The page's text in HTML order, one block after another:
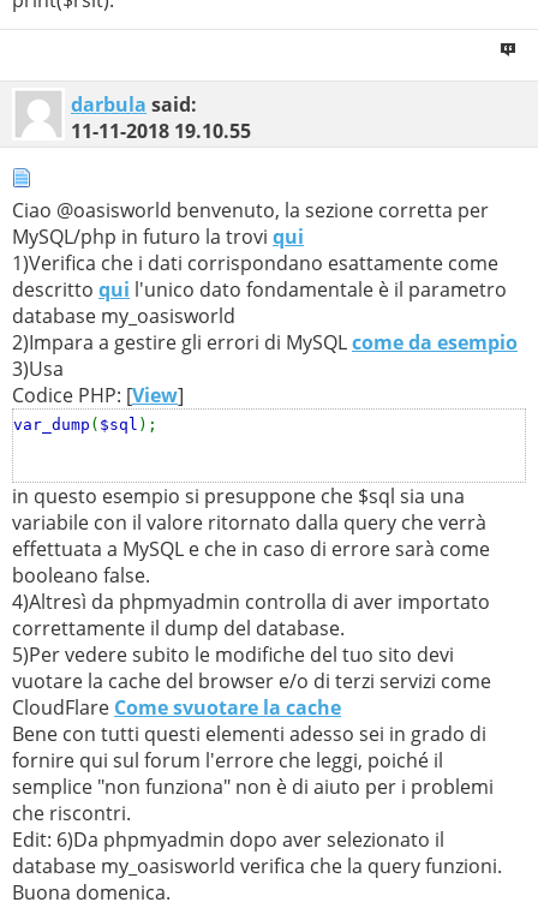
print('</div>');
print('<div class="PARAGRAPH" style="top: 8.5vw;
left: 35vw;">' );
if ( $con->connect_error)
header("location: ../error/mysql.php"
$sql='SELECT val FROM siteinfo WHERE
keyval="PARAGRAPH" AND lang="'
$rslt=$con->query ( $sql);
if($rslt ->num_rows
$rslt= $rslt ->
$con->close ();
print($Paragraph
print('</div>' );
}
?>
darbula said:
11-11-2018 19.10.55
Ciao @oasisworld benvenuto, la sezione corretta per
MySQL/php in futuro la trovi qui
1)Verifica che i dati corrispondano esattamente come
descritto qui l'unico dato fondamentale è il parametro
database my_oasisworld
2)Impara a gestire gli errori di MySQLcome da esempio
3)Usa
Codice PHP: [View]
var_dump ( $sql );
in questo esempio si presuppone che $sql sia una
variabile con il valore ritornato dalla query che verrà
effettuata a MySQL e che in caso di errore sarà come
booleano false.
4)Altresì da phpmyadmin controlla di aver importato
correttamente il dump del database.
5)Per vedere subito le modifiche del tuo sito devi
vuotare la cache del browser e/o di terzi servizi come
CloudFlare Come svuotare la cache
Bene con tutti questi elementi adesso sei in grado di
fornire qui sul forum l'errore che leggi, poiché il
semplice "non funziona" non è di aiuto per i problemi
che riscontri.
Edit: 6)Da phpmyadmin dopo aver selezionato il
database my_oasisworld verifica che la query funzioni.
Buona domenica.